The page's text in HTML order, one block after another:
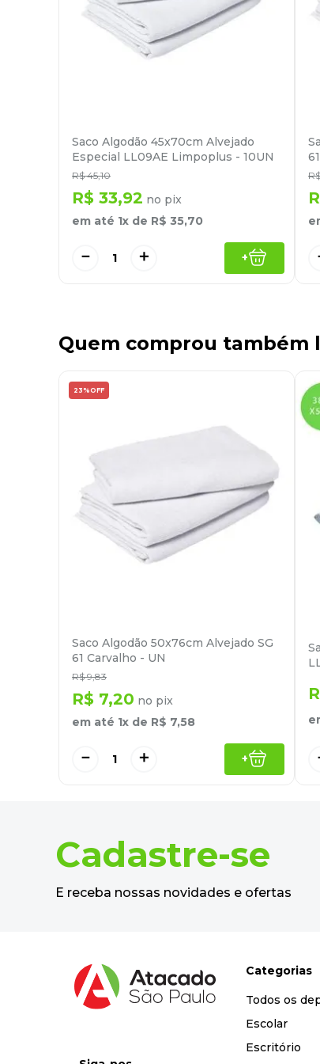
Saco Algodão 45x70cm Alvejado
Especial LL09AE Limpoplus - 10UN
R$ 45,10
R$ 33,92 no pix
em até 1x de R$ 35,70
＋
－ +
R$
Quem comprou também
23% OFF
Saco Algodão 50x76cm Alvejado SG
61 Carvalho - UN
R$ 9,83
R$ 7,20 no pix
em até 1x de R$ 7,58
＋
－ +
Cadastre-se
E receba nossas novidades e ofertas
Categorias
Todos os
Escolar
Escritório